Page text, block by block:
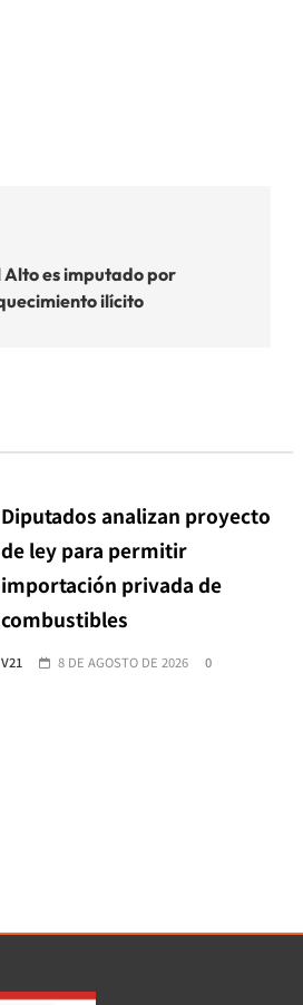
Alto es imputado por
ilícito
Diputados analizan proyecto
de ley para permitir
importación privada de
combustibles
V21 8 DE AGOSTO DE 2026 0